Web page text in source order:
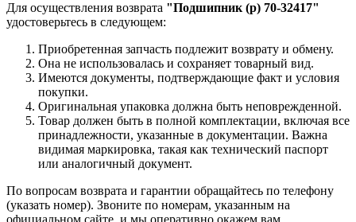
Для осуществления возврата "Подшипник (р) 70-32417"
удостоверьтесь в следующем:
Приобретенная запчасть подлежит возврату и обмену.
Она не использовалась и сохраняет товарный вид.
Имеются документы, подтверждающие факт и условия
покупки.
Оригинальная упаковка должна быть неповрежденной.
Товар должен быть в полной комплектации, включая все
принадлежности, указанные в документации. Важна
видимая маркировка, такая как технический паспорт
или аналогичный документ.
По вопросам возврата и гарантии обращайтесь по телефону
(указать номер). Звоните по номерам, указанным на